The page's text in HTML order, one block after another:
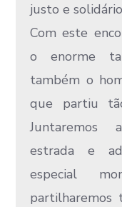
justo e
Com este
o enorme
também o
que partiu
Juntaremos
estrada e
especial
partilharemos